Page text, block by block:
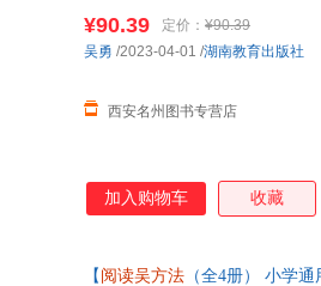
籍为准】
¥90.39 定价： ¥90.39
西安名州图书专营店
吴勇 /2023-04-01 /湖南教育出版社
加入购物车 收藏
【 阅读吴方法 （全4册） 小学